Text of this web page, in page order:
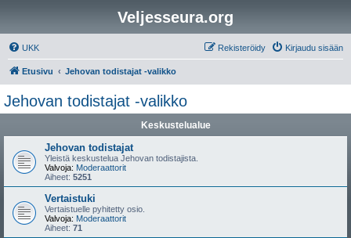
Veljesseura.org
UKK Kirjaudu sisään
Rekisteröidy
Etusivu Jehovan todistajat -valikko
Jehovan todistajat -valikko
Keskustelualue
Jehovan todistajat
Yleistä keskustelua Jehovan todistajista.
Valvoja: Moderaattorit
Aiheet: 5251
Vertaistuki
Vertaistuelle pyhitetty osio.
Valvoja: Moderaattorit
Aiheet: 71